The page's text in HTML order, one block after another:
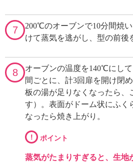
7
200℃のオーブンで10分間焼
けて蒸気を逃がし、型の前後
8
オーブンの温度を140℃にし
間ごとに、計3回扉を開け閉
板の湯が足りなくなったら、
す）。表面がドーム状にふく
なったら焼き上がり。
! ポイント
蒸気がたまりすぎると、生地